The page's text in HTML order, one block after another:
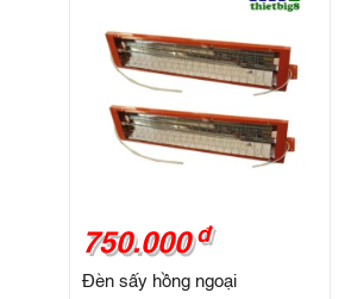
750.000 đ
Đèn sấy hồng ngoại